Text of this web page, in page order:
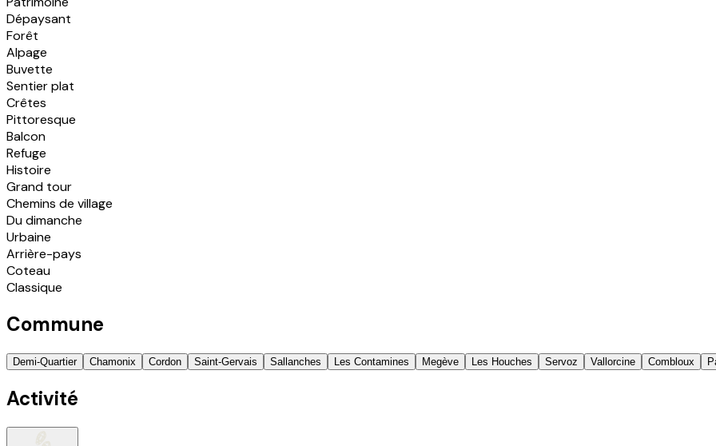
Dépaysant
Forêt
Alpage
Buvette
Sentier plat
Crêtes
Pittoresque
Balcon
Refuge
Histoire
Grand tour
Chemins de village
Du dimanche
Urbaine
Arrière-pays
Coteau
Classique
Commune
Demi-Quartier Chamonix Cordon Saint-Gervais Sallanches Les Contamines Megève Les Houches Servoz Vallorcine Combloux
Activité